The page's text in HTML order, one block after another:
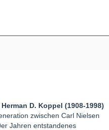
Herman D. Koppel (1908-1998)
zwischen Carl Nielsen
Jahren entstandenes